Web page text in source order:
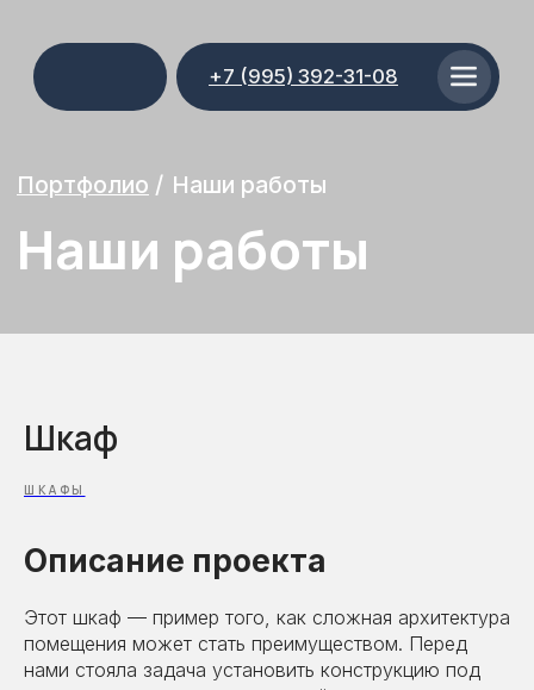
+7 (995) 392-31-08
Наши работы
Шкаф
ШКАФЫ
Описание проекта
Этот шкаф — пример того, как сложная архитектура
помещения может стать преимуществом. Перед
нами стояла задача установить конструкцию под